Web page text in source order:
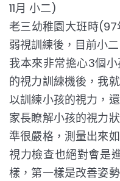
11月 小二)
老三幼稚園大班時
弱視訓練後，目前小
我本來非常擔心3個
的視力訓練機後，我
以訓練小孩的視力，
家長瞭解小孩的視力
準很嚴格，測量出來
視力檢查也絕對會是
樣，第一樣是改善姿